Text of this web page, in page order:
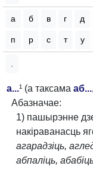
а б в г д
п р с т у
а...¹ (а таксама аб...,
Абазначае:
1) пашырэнне
накіраванасць
агарадзіць,
абпаліць,